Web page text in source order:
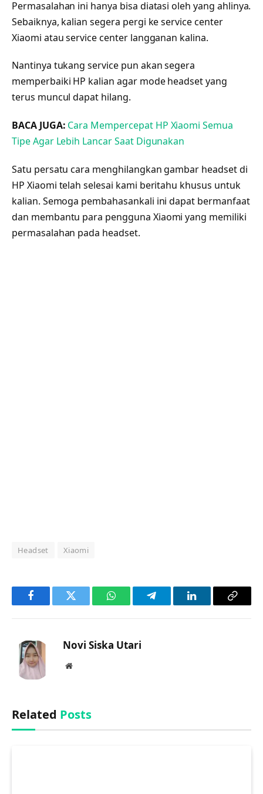
Permasalahan ini hanya bisa diatasi oleh yang ahlinya.
Sebaiknya, kalian segera pergi ke service center
Xiaomi atau service center langganan kalina.
Nantinya tukang service pun akan segera
memperbaiki HP kalian agar mode headset yang
terus muncul dapat hilang.
BACA JUGA: Cara Mempercepat HP Xiaomi Semua
Tipe Agar Lebih Lancar Saat Digunakan
Satu persatu cara menghilangkan gambar headset di
HP Xiaomi telah selesai kami beritahu khusus untuk
kalian. Semoga pembahasankali ini dapat bermanfaat
dan membantu para pengguna Xiaomi yang memiliki
permasalahan pada headset.
Headset Xiaomi
FacebookTwitter WhatsAppTelegramLinkedInCopy
Novi Siska Utari
Website
Related Posts